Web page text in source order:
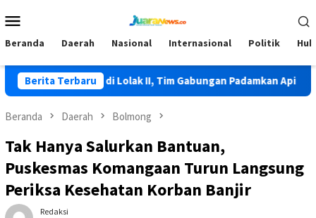
ke
Mobile
Beranda Daerah Nasional Internasional Politik
Berita Terbaru
Terjadi di Lolak II, Tim Gabungan Padamkan Api HKG
Beranda Daerah Bolmong
Tak Hanya Salurkan Bantuan,
Puskesmas Komangaan Turun Langsung
Periksa Kesehatan Korban Banjir
Redaksi